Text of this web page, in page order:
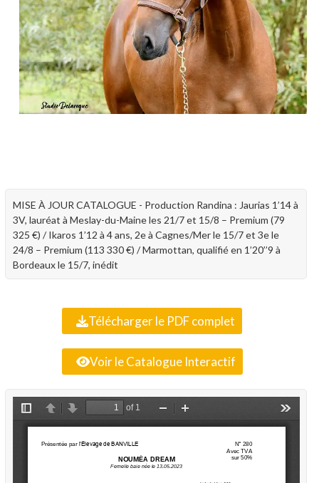
MISE À JOUR CATALOGUE - Production Randina : Jaurias 1’14 à
3V, lauréat à Meslay-du-Maine les 21/7 et 15/8 – Premium (79
325 €) / Ikaros 1’12 à 4 ans, 2e à Cagnes/Mer le 15/7 et 3e le
24/8 – Premium (113 330 €) / Marmottan, qualifié en 1’20’’9 à
Bordeaux le 15/7, inédit
Télécharger le PDF complet
Voir le Catalogue Interactif